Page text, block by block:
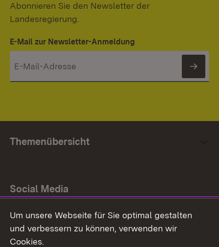
Abonnieren Sie den Newsletter der
Landesregierung.
E-Mail zur Newsletter-Anmeldung
Themenübersicht
Social Media
Facebook
Um unsere Webseite für Sie optimal gestalten
und verbessern zu können, verwenden wir
Cookies.